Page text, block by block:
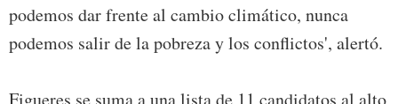
podemos dar frente al cambio climático, nunca
podemos salir de la pobreza y los conflictos', alertó.